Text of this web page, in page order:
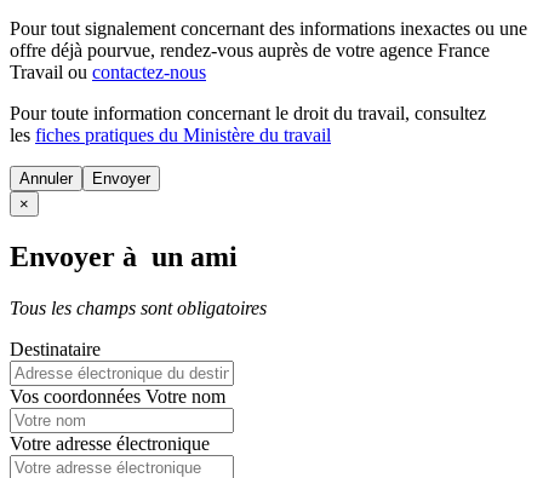
Pour tout signalement concernant des informations inexactes ou une
offre déjà pourvue, rendez-vous auprès de votre agence France
Travail ou contactez-nous
Pour toute information concernant le droit du travail, consultez
les fiches pratiques du Ministère du travail
Annuler
×
Envoyer à un ami
Tous les champs sont obligatoires
Destinataire
Vos coordonnées Votre nom
Votre adresse électronique